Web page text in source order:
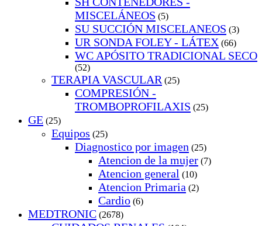
MISCELÁNEOS (5)
SU SUCCIÓN MISCELANEOS (3)
UR SONDA FOLEY - LÁTEX (66)
WC APÓSITO TRADICIONAL SECO
(52)
TERAPIA VASCULAR (25)
COMPRESIÓN -
TROMBOPROFILAXIS (25)
GE (25)
Equipos (25)
Diagnostico por imagen (25)
Atencion de la mujer (7)
Atencion general (10)
Atencion Primaria (2)
Cardio (6)
MEDTRONIC (2678)